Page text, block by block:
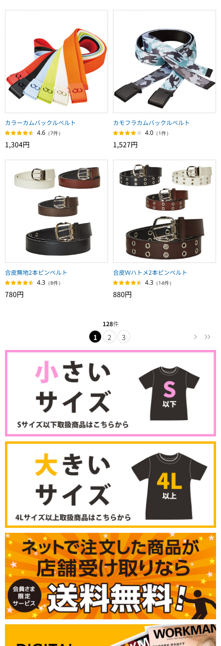
カラーカムバックルベルト
4.6 （7件）
1,304円
カモフラカムバックルベルト
4.0 （1件）
1,527円
合皮無地2本ピンベルト
4.3 （8件）
780円
合皮Ｗハトメ2本ピンベルト
4.3 （14件）
880円
128件
1 2 3